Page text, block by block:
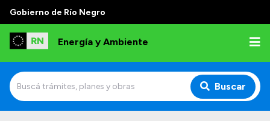
Gobierno de Río Negro
Energía y Ambiente
Buscar